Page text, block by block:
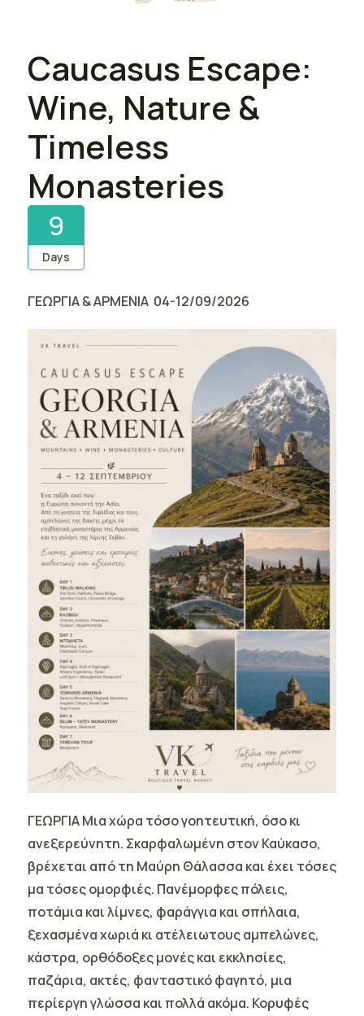
Caucasus Escape:
Wine, Nature &
Timeless
Monasteries
9
Days
ΓΕΩΡΓΙΑ & ΑΡΜΕΝΙΑ 04-12/09/2026
ΓΕΩΡΓΙΑ Μια χώρα τόσο γοητευτική, όσο κι
ανεξερεύνητη. Σκαρφαλωμένη στον Καύκασο,
βρέχεται από τη Μαύρη Θάλασσα και έχει τόσες
μα τόσες ομορφιές. Πανέμορφες πόλεις,
ποτάμια και λίμνες, φαράγγια και σπήλαια,
ξεχασμένα χωριά κι ατέλειωτους αμπελώνες,
κάστρα, ορθόδοξες μονές και εκκλησίες,
παζάρια, ακτές, φανταστικό φαγητό, μια
περίεργη γλώσσα και πολλά ακόμα. Κορυφές